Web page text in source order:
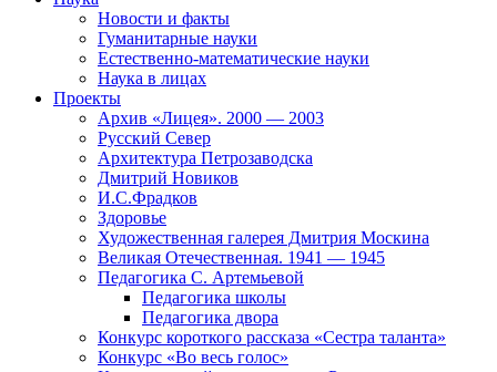
Новости и факты
Гуманитарные науки
Естественно-математические науки
Наука в лицах
Проекты
Архив «Лицея». 2000 — 2003
Русский Север
Архитектура Петрозаводска
Дмитрий Новиков
И.С.Фрадков
Здоровье
Художественная галерея Дмитрия Москина
Великая Отечественная. 1941 — 1945
Педагогика С. Артемьевой
Педагогика школы
Педагогика двора
Конкурс короткого рассказа «Сестра таланта»
Конкурс «Во весь голос»